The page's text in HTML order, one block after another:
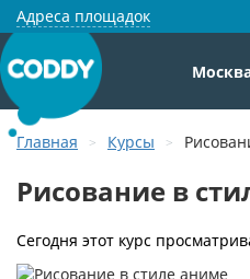
Адреса площадок
Главная Курсы
Рисование в
Сегодня этот курс